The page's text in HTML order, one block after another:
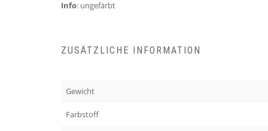
Info: ungefärbt
ZUSÄTZLICHE INFORMATION
Gewicht
Farbstoff